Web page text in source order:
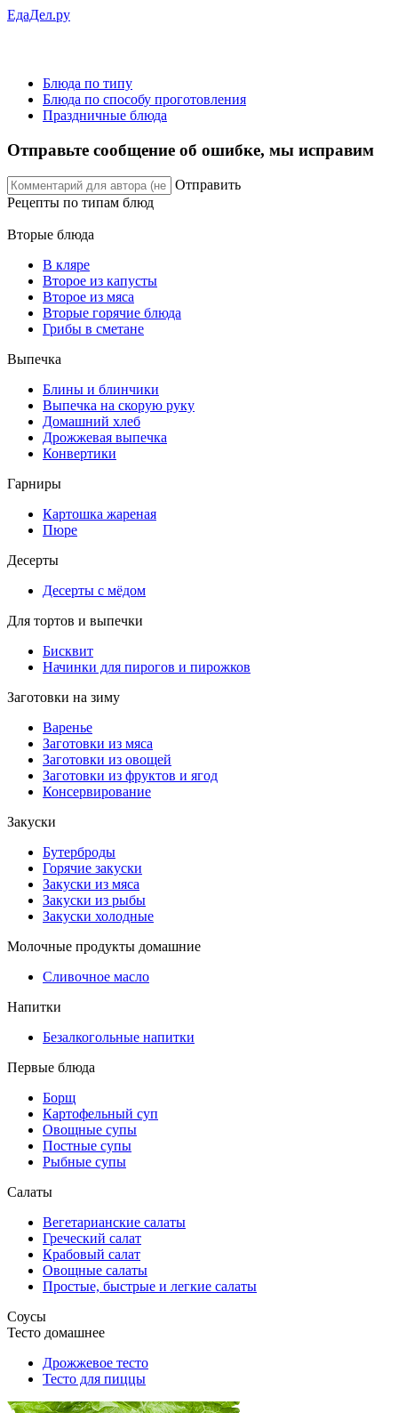
ЕдаДел.ру
Блюда по типу
Блюда по способу проготовления
Праздничные блюда
Отправьте сообщение об ошибке, мы исправим
Отправить
Рецепты по типам блюд
Вторые блюда
В кляре
Второе из капусты
Второе из мяса
Вторые горячие блюда
Грибы в сметане
Выпечка
Блины и блинчики
Выпечка на скорую руку
Домашний хлеб
Дрожжевая выпечка
Конвертики
Гарниры
Картошка жареная
Пюре
Десерты
Десерты с мёдом
Для тортов и выпечки
Бисквит
Начинки для пирогов и пирожков
Заготовки на зиму
Варенье
Заготовки из мяса
Заготовки из овощей
Заготовки из фруктов и ягод
Консервирование
Закуски
Бутерброды
Горячие закуски
Закуски из мяса
Закуски из рыбы
Закуски холодные
Молочные продукты домашние
Сливочное масло
Напитки
Безалкогольные напитки
Первые блюда
Борщ
Картофельный суп
Овощные супы
Постные супы
Рыбные супы
Салаты
Вегетарианские салаты
Греческий салат
Крабовый салат
Овощные салаты
Простые, быстрые и легкие салаты
Соусы
Тесто домашнее
Дрожжевое тесто
Тесто для пиццы